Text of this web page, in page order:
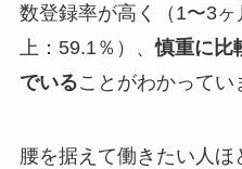
数登録率が高く（1〜3
上：59.1％）、慎重に比
でいることがわかってい
腰を据えて働きたい人